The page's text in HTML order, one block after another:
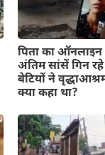
पिता का
अंतिम सांसें गिन
बेटियों ने
क्या कहा था?